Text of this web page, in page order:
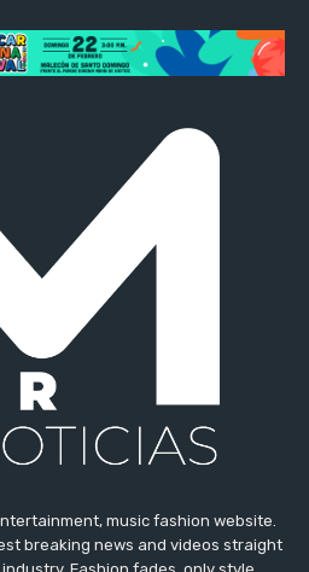
music fashion website.
breaking news and videos straight